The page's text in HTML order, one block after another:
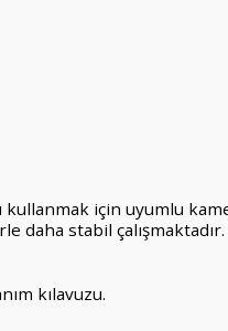
için uyumlu
daha stabil çalışmaktadır.
kılavuzu.